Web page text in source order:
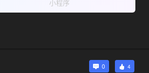
小程序
0 4